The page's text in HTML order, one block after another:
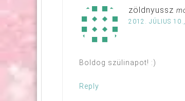
zöldnyussz
2012. JÚLIUS
Boldog szülinapot! :)
Reply